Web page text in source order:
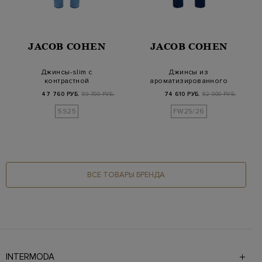
JACOB COHEN
Джинсы-slim с
контрастной
вышитым логоти…
47 760 РУБ. 59 700 РУБ.
SS25
JACOB COHEN
Джинсы из
ароматизированного
кожан…
74 610 РУБ. 82 900 РУБ.
FW25/26
ВСЕ ТОВАРЫ БРЕНДА
INTERMODA